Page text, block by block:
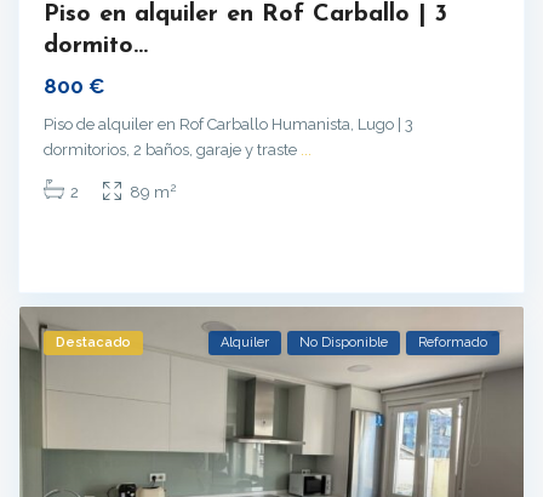
Piso en alquiler en Rof Carballo | 3
dormito...
800 €
Piso de alquiler en Rof Carballo Humanista, Lugo | 3
dormitorios, 2 baños, garaje y traste
2 89 m2
Destacado Alquiler No Disponible Reformado